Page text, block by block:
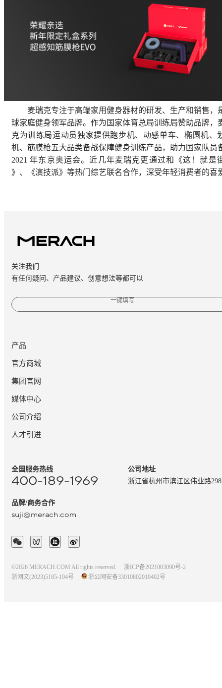
麦瑞克专注于高端家用健身器材的研发、生产和销售，
球家庭健身领军品牌。作为国家体育总局训练局赞助品牌，
克为训练局运动员独家提供跑步机、动感单车、椭圆机、
机、筋膜枪五大品类备战保障健身训练产品，助力国家队员
2021 年东京奥运会。近几年麦瑞克更通过和《这！就是
》、《演技派》等热门综艺联名合作，深受年轻消费者的喜
关注我们
有任何疑问、产品建议、创意想法等都可以
一键填写
产品
官方商城
集团官网
媒体中心
公司介绍
人才引进
全国服务热线
400-189-1969
品牌/商务合作
suji@merach.com
公司地址
浙江省杭州市滨江区伟业路
©2026 MERACH.COM All rights reserved.
浙ICP备2021003090号-2
浙网文(2023)5185-194号
浙公网安备33010802010402号